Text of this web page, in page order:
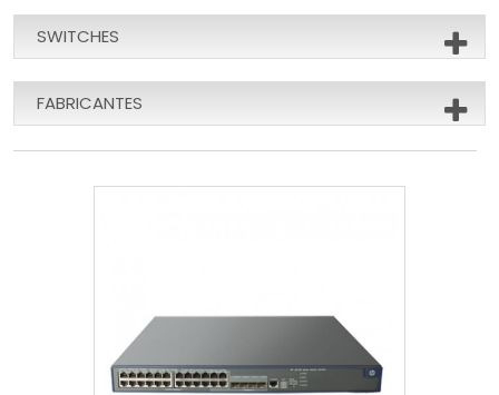
SWITCHES
FABRICANTES